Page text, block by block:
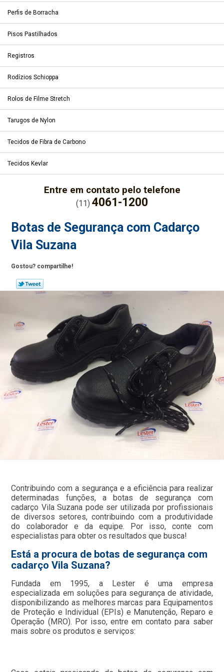
Perfis de Borracha
Pisos Pastilhados
Registros
Rodízios Schioppa
Rolos de Filme Stretch
Tarugos de Nylon
Tecidos de Fibra de Carbono
Tecidos Kevlar
Entre em contato pelo telefone
(11) 4061-1200
Botas de Segurança com Cadarço
Vila Suzana
Gostou? compartilhe!
Contribuindo com a segurança e a eficiência para realizar
determinadas funções, a botas de segurança com
cadarço Vila Suzana pode ser utilizada por profissionais
de diversos setores, contribuindo com a produtividade
do colaborador e da equipe. Por isso, conte com
especialistas para obter os resultados que busca!
Está a procura de botas de segurança com
cadarço Vila Suzana?
Fundada em 1995, a Lester é uma empresa
especializada em soluções para segurança de atividade,
disponibilizando as melhores marcas para Equipamentos
de Proteção e Individual (EPIs) e Manutenção, Reparo e
Operação (MRO). Por isso, entre em contato para saber
mais sobre os produtos e serviços: